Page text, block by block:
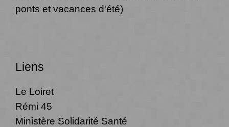
ponts et vacances d'été)
Liens
Le Loiret
Rémi 45
Ministère Solidarité Santé